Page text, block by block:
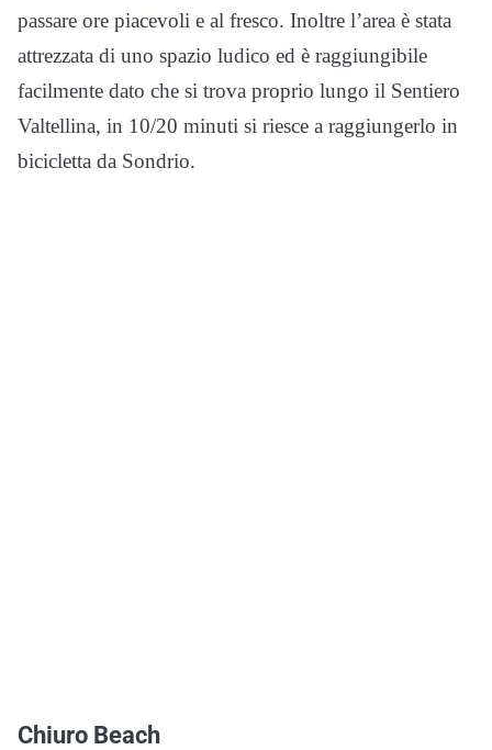
passare ore piacevoli e al fresco. Inoltre l’area è stata
attrezzata di uno spazio ludico ed è raggiungibile
facilmente dato che si trova proprio lungo il Sentiero
Valtellina, in 10/20 minuti si riesce a raggiungerlo in
bicicletta da Sondrio.
Chiuro Beach